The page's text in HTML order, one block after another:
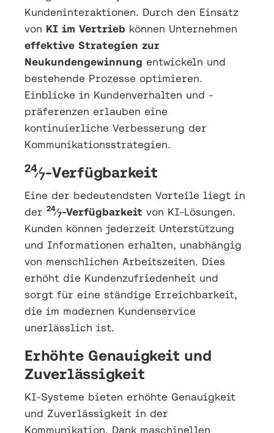
Kundeninteraktionen. Durch den Einsatz
von KI im Vertrieb können Unternehmen
effektive Strategien zur
Neukundengewinnung entwickeln und
bestehende Prozesse optimieren.
Einblicke in Kundenverhalten und -
präferenzen erlauben eine
kontinuierliche Verbesserung der
Kommunikationsstrategien.
24⁄7-Verfügbarkeit
Eine der bedeutendsten Vorteile liegt in
der 24⁄7-Verfügbarkeit von KI-Lösungen.
Kunden können jederzeit Unterstützung
und Informationen erhalten, unabhängig
von menschlichen Arbeitszeiten. Dies
erhöht die Kundenzufriedenheit und
sorgt für eine ständige Erreichbarkeit,
die im modernen Kundenservice
unerlässlich ist.
Erhöhte Genauigkeit und
Zuverlässigkeit
KI-Systeme bieten erhöhte Genauigkeit
und Zuverlässigkeit in der
Kommunikation. Dank maschinellen